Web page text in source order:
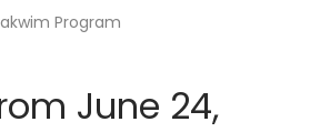
Program
June 24,